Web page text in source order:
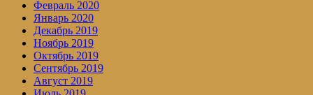
Февраль 2020
Январь 2020
Декабрь 2019
Ноябрь 2019
Октябрь 2019
Сентябрь 2019
Август 2019